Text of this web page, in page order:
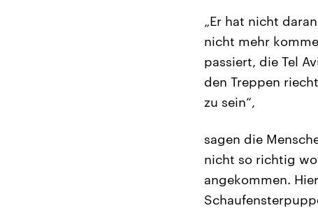
„Er hat nicht
nicht mehr
passiert, die Tel
den Treppen
zu sein“,
sagen die
nicht so richtig
angekommen.